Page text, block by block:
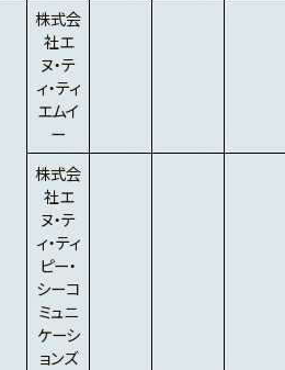
株式会
社エ
ヌ・テ
ィ・ティ
エムイ
ー
株式会
社エ
ヌ・テ
ィ・ティ
ピー・
シーコ
ミュニ
ケーシ
ョンズ